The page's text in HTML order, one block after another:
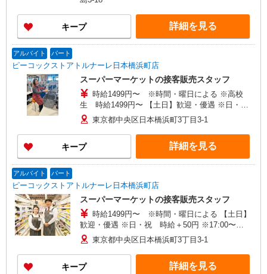
ト】※学生 ■専門･大学生 時給1,450円 22時以降／
時給1,885円 ■高校生 時給1,400円 ★パート・シ
ニア社員／日祝は時給＋100円（22時迄）
キープ 詳細を見る
アルバイト パート
ピーコックストアトルナーレ日本橋浜町店
スーパーマーケットの接客販売スタッフ
時給1499円〜 ※時間・曜日による ※高校
生 時給1499円〜 【土日】歓迎・優遇 ※日・
祝 時給＋50円 ※17:00〜21:45 時給＋50円
※22:00以降 基本時給より25％UP
東京都中央区日本橋浜町3丁目3-1
キープ 詳細を見る
アルバイト パート
ピーコックストアトルナーレ日本橋浜町店
スーパーマーケットの接客販売スタッフ
時給1499円〜 ※時間・曜日による 【土日】
歓迎・優遇 ※日・祝 時給＋50円 ※17:00〜
21:45 時給＋50円 ※22:00以降 基本時給より
25％UP
東京都中央区日本橋浜町3丁目3-1
キープ 詳細を見る